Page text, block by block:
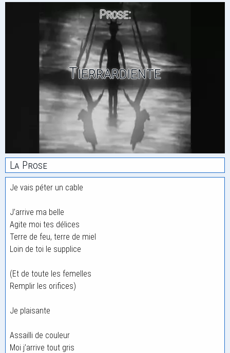
Prose:
Tierrardiente
La Prose
Je vais péter un cable
J’arrive ma belle
Agite moi tes délices
Terre de feu, terre de miel
Loin de toi le supplice
(Et de toute les femelles
Remplir les orifices)
Je plaisante
Assailli de couleur
Moi j’arrive tout gris